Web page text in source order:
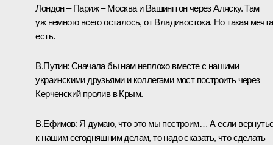
Лондон – Париж – Москва и Вашингтон через Аляску. Там
уж немного всего осталось, от Владивостока. Но такая мечта
есть.
В.Путин: Сначала бы нам неплохо вместе с нашими
украинскими друзьями и коллегами мост построить через
Керченский пролив в Крым.
В.Ефимов: Я думаю, что это мы построим… А если
к нашим сегодняшним делам, то надо сказать, что сделать